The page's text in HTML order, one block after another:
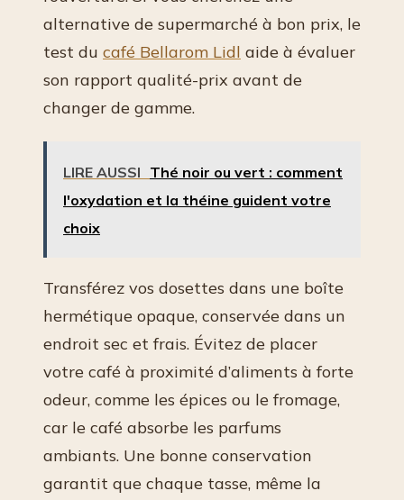
alternative de supermarché à bon prix, le
test du café Bellarom Lidl aide à évaluer
son rapport qualité-prix avant de
changer de gamme.
LIRE AUSSI Thé noir ou vert : comment
l'oxydation et la théine guident votre
choix
Transférez vos dosettes dans une boîte
hermétique opaque, conservée dans un
endroit sec et frais. Évitez de placer
votre café à proximité d’aliments à forte
odeur, comme les épices ou le fromage,
car le café absorbe les parfums
ambiants. Une bonne conservation
garantit que chaque tasse, même la